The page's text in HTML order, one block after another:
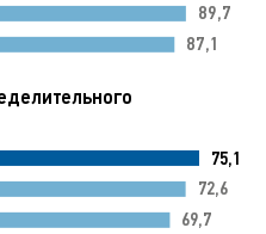
89,7
87,1
75,1
72,6
69,7